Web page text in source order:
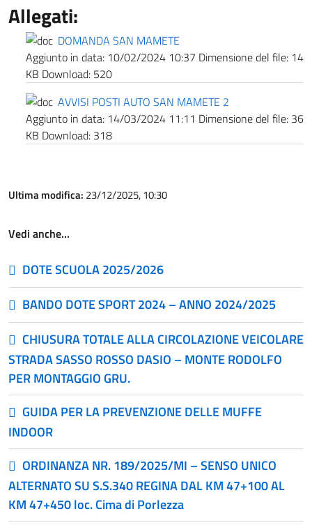
Allegati:
DOMANDA SAN MAMETE
Aggiunto in data: 10/02/2024 10:37 Dimensione del file: 14
KB Download: 520
AVVISI POSTI AUTO SAN MAMETE 2
Aggiunto in data: 14/03/2024 11:11 Dimensione del file: 36
KB Download: 318
Ultima modifica: 23/12/2025, 10:30
Vedi anche…
DOTE SCUOLA 2025/2026
BANDO DOTE SPORT 2024 – ANNO 2024/2025
CHIUSURA TOTALE ALLA CIRCOLAZIONE VEICOLARE
STRADA SASSO ROSSO DASIO – MONTE RODOLFO
PER MONTAGGIO GRU.
GUIDA PER LA PREVENZIONE DELLE MUFFE
INDOOR
ORDINANZA NR. 189/2025/MI – SENSO UNICO
ALTERNATO SU S.S.340 REGINA DAL KM 47+100 AL
KM 47+450 loc. Cima di Porlezza